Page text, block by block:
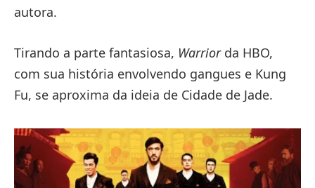
autora.
Tirando a parte fantasiosa, Warriorda HBO,
com sua história envolvendo gangues e Kung
Fu, se aproxima da ideia de Cidade de Jade.